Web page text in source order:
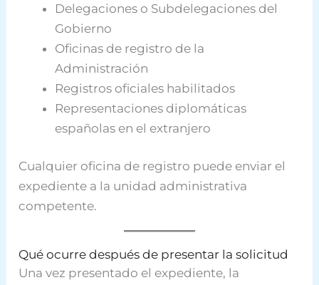
Delegaciones o Subdelegaciones del
Gobierno
Oficinas de registro de la
Administración
Registros oficiales habilitados
Representaciones diplomáticas
españolas en el extranjero
Cualquier oficina de registro puede enviar el
expediente a la unidad administrativa
competente.
Qué ocurre después de presentar la solicitud
Una vez presentado el expediente, la